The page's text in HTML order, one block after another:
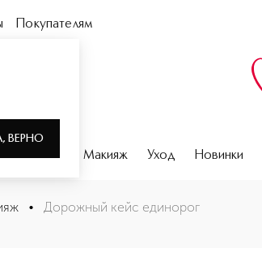
ВЕРНО
Покупателям
Макияж Уход Новинки
• Дорожный кейс единорог